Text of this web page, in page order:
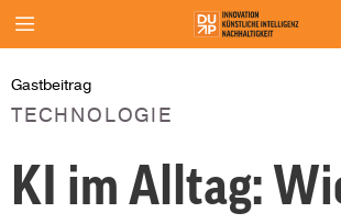
Gastbeitrag
TECHNOLOGIE
KI im Alltag: